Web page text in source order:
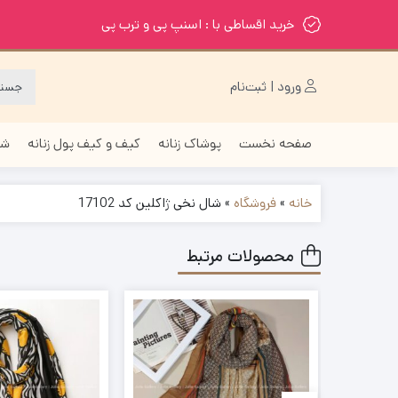
خرید اقساطی با : اسنپ پی و ترب پی
ورود | ثبت‌نام
صفحه نخست پوشاک زنانه کیف و کیف پول زنانه
خانه »فروشگاه »شال نخی ژاکلین کد 17102
محصولات مرتبط